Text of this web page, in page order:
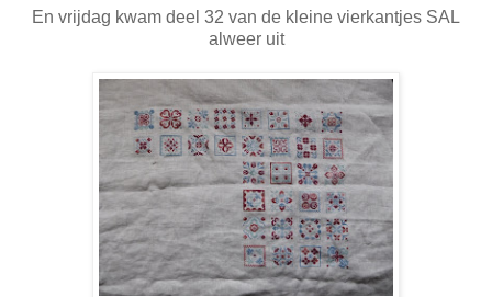
En vrijdag kwam deel 32 van de kleine vierkantjes SAL
alweer uit